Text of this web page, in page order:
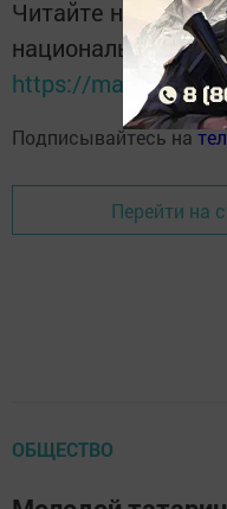
Читайте новости
национальном
https://max.ru/
Подписывайтесь на
Перейти на
ОБЩЕСТВО